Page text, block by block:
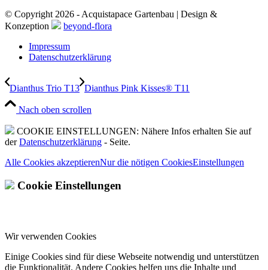
© Copyright 2026 - Acquistapace Gartenbau | Design &
Konzeption
beyond-flora
Impressum
Datenschutzerklärung
Dianthus Trio T13 Dianthus Pink Kisses® T11
Nach oben scrollen
COOKIE EINSTELLUNGEN: Nähere Infos erhalten Sie auf
derDatenschutzerklärung - Seite.
Alle Cookies akzeptierenNur die nötigen CookiesEinstellungen
Cookie Einstellungen
Wir verwenden Cookies
Einige Cookies sind für diese Webseite notwendig und unterstützen
die Funktionalität. Andere Cookies helfen uns die Inhalte und